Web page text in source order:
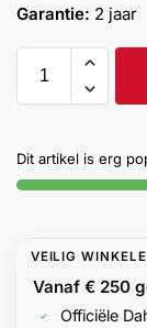
Outlet
service
Garantie: 2 jaar
Dit artikel is erg
VEILIG
Vanaf € 250
Officiële